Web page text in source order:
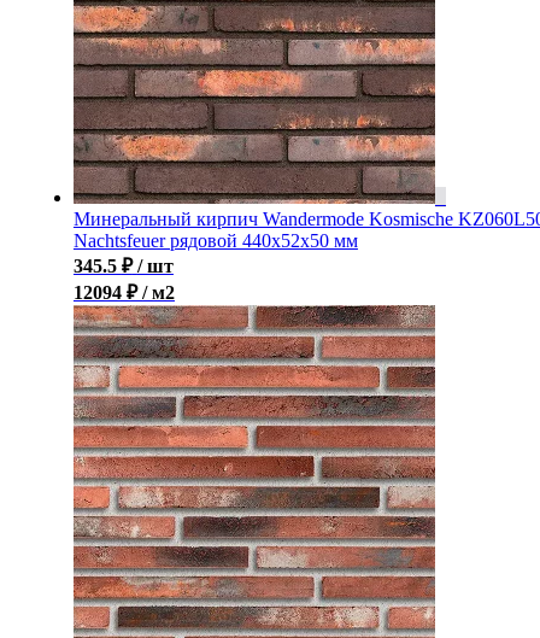
Минеральный кирпич Wandermode Kosmische
Nachtsfeuer рядовой 440x52x50 мм
345.5 ₽ / шт
12094 ₽ / м2